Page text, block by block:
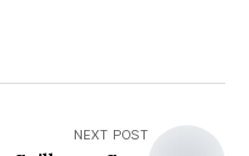
NEXT POST